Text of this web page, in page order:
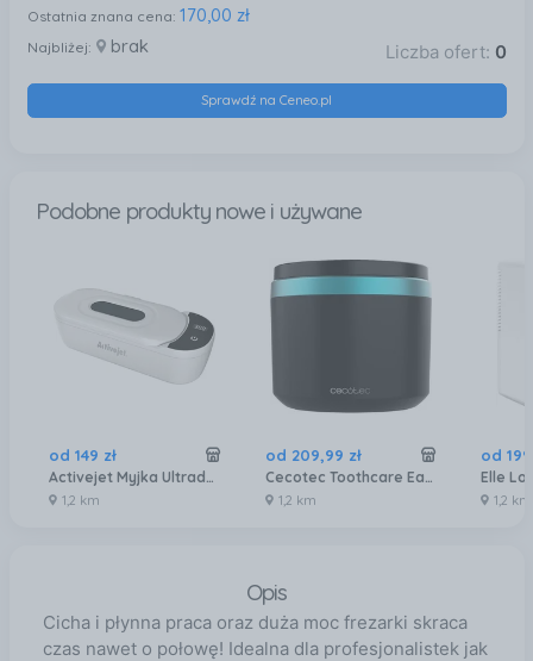
Ostatnia znana cena: 170,00 zł
Najbliżej: brak Liczba ofert: 0
Sprawdź na Ceneo.pl
Podobne produkty nowe i używane
od149 zł
Activejet Myjka Ultradźwiękowa Uv Auc-200 Biała
1,2 km
od 209,99 zł
Cecotec Toothcare Easyclean Myjka Ultradźwiękowa Do Protez
1,2 km
od 199
1,2 km
Opis
Cicha i płynna praca oraz duża moc frezarki skraca
czas nawet o połowę! Idealna dla profesjonalistek jak